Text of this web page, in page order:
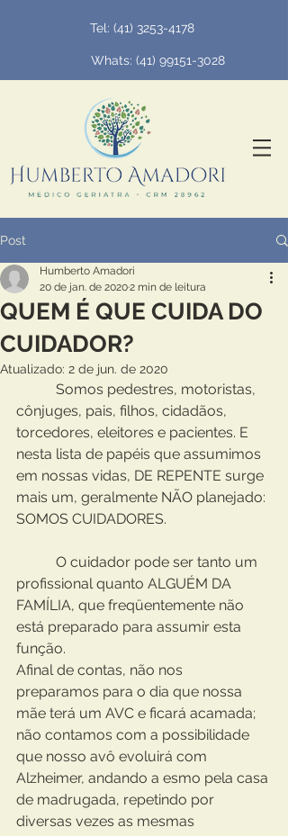
Tel: (41) 3253-4178
Whats: (41) 99151-3028
Post
QUEM É QUE CUIDA DO
CUIDADOR?
Humberto Amadori
20 de jan. de 20202 min de leitura
Atualizado: 2 de jun. de 2020
cônjuges, pais, filhos, cidadãos,
torcedores, eleitores e pacientes. E
nesta lista de papéis que assumimos
em nossas vidas, DE REPENTE surge
mais um, geralmente NÃO planejado:
SOMOS CUIDADORES.
profissional quanto ALGUÉM DA
FAMÍLIA, que freqüentemente não
está preparado para assumir esta
função.
Afinal de contas, não nos
preparamos para o dia que nossa
mãe terá um AVC e ficará acamada;
não contamos com a possibilidade
que nosso avô evoluirá com
Alzheimer, andando a esmo pela casa
de madrugada, repetindo por
diversas vezes as mesmas